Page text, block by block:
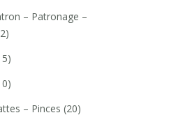
– Patronage –
– Pinces (20)